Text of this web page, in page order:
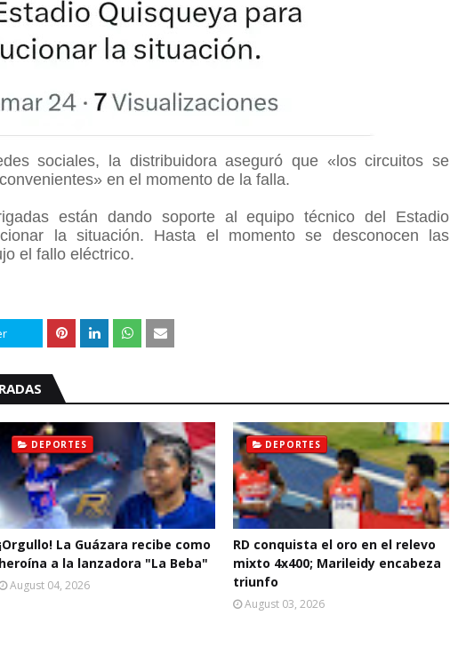
sociales, la distribuidora aseguró que «los circuitos se
en el momento de la falla.
están dando soporte al equipo técnico del Estadio
la situación. Hasta el momento se desconocen las
el fallo eléctrico.
DEPORTES
¡Orgullo! La Guázara recibe como
heroína a la lanzadora "La Beba"
August 04, 2026
DEPORTES
RD conquista el oro en el relevo
mixto 4x400; Marileidy encabeza
triunfo
August 03, 2026